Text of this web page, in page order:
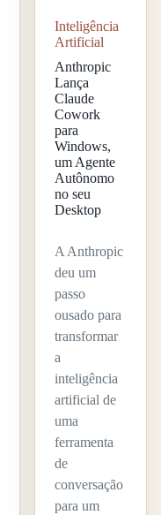
Inteligência
Artificial
Anthropic
Lança
Claude
Cowork
para
Windows,
um Agente
Autônomo
no seu
Desktop
A Anthropic
deu um
passo
ousado para
transformar
a
inteligência
artificial de
uma
ferramenta
de
conversação
para um